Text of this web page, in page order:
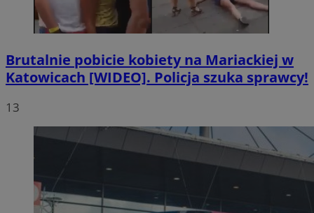
Brutalnie pobicie kobiety na Mariackiej w
Katowicach [WIDEO]. Policja szuka sprawcy!
13